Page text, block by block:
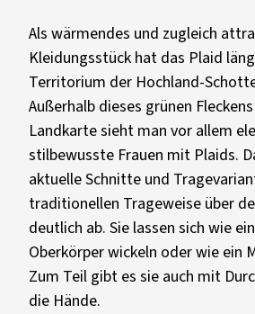
Als wärmendes und zugleich
Kleidungsstück hat das Plaid
Territorium der Hochland-
Außerhalb dieses grünen
Landkarte sieht man vor allem
stilbewusste Frauen mit Plaids.
aktuelle Schnitte und
traditionellen Trageweise über
deutlich ab. Sie lassen sich wie
Oberkörper wickeln oder wie ein
Zum Teil gibt es sie auch mit
die Hände.